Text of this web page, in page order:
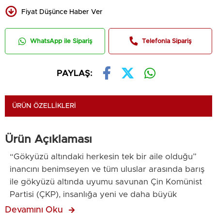
Fiyat Düşünce Haber Ver
WhatsApp ile Sipariş Telefonla Sipariş
PAYLAŞ:
ÜRÜN ÖZELLIKLERI
Ürün Açıklaması
“Gökyüzü altındaki herkesin tek bir aile olduğu”
inancını benimseyen ve tüm uluslar arasında barış
ile gökyüzü altında uyumu savunan Çin Komünist
Partisi (ÇKP), insanlığa yeni ve daha büyük
katkılarda bulunmayı sürekli misyonu olarak kabul
Devamını Oku